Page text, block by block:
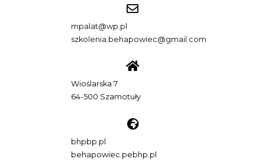
mpalat@wp.pl
szkolenia.behapowiec@gmail.com
Wioślarska 7
64-500 Szamotuły
bhpbp.pl
behapowiec.pebhp.pl